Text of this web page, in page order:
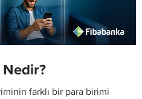
farklı bir para birimi